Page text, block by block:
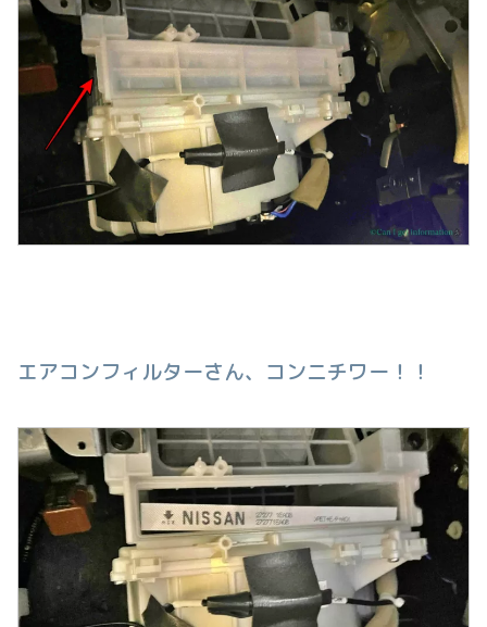
エアコンフィルターさん、コンニチワー！！